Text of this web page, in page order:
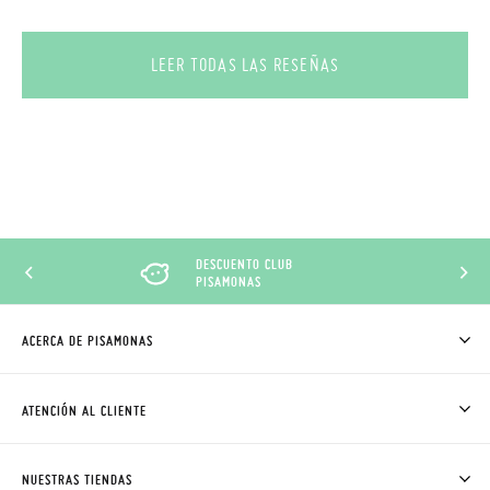
LEER TODAS LAS RESEÑAS
DESCUENTO CLUB
PISAMONAS
ACERCA DE PISAMONAS
CÓMO COMPRAR
ATENCIÓN AL CLIENTE
NUESTRAS TIENDAS